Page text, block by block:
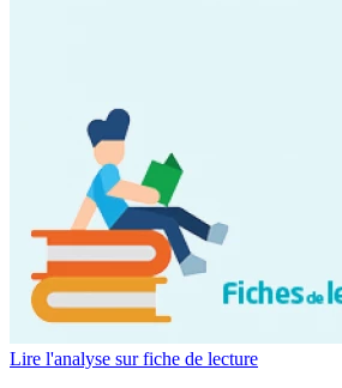
Lire l'analyse sur fiche de lecture